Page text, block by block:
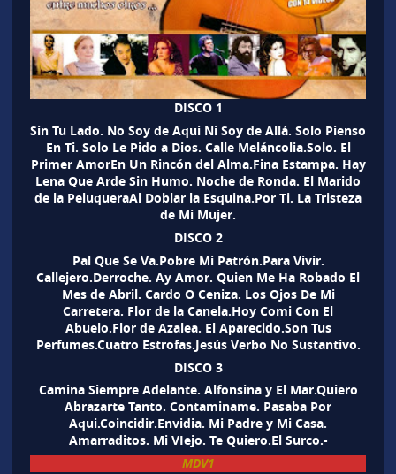
DISCO 1
Sin Tu Lado. No Soy de Aqui Ni Soy de Allá. Solo Pienso
En Ti. Solo Le Pido a Dios. Calle Meláncolia.Solo. El
Primer AmorEn Un Rincón del Alma.Fina Estampa. Hay
Lena Que Arde Sin Humo. Noche de Ronda. El Marido
de la PeluqueraAl Doblar la Esquina.Por Ti. La Tristeza
de Mi Mujer.
DISCO 2
Pal Que Se Va.Pobre Mi Patrón.Para Vivir.
Callejero.Derroche. Ay Amor. Quien Me Ha Robado El
Mes de Abril. Cardo O Ceniza. Los Ojos De Mi
Carretera. Flor de la Canela.Hoy Comi Con El
Abuelo.Flor de Azalea. El Aparecido.Son Tus
Perfumes.Cuatro Estrofas.Jesús Verbo No Sustantivo.
DISCO 3
Camina Siempre Adelante. Alfonsina y El Mar.Quiero
Abrazarte Tanto. Contaminame. Pasaba Por
Aqui.Coincidir.Envidia. Mi Padre y Mi Casa.
Amarraditos. Mi VIejo. Te Quiero.El Surco.-
MDV1